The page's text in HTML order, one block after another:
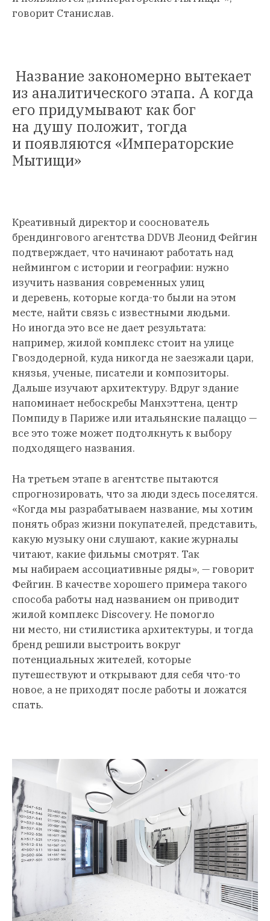
говорит Станислав.
Название закономерно вытекает
из аналитического этапа. А когда
его придумывают как бог
на душу положит, тогда
и появляются «Императорские
Мытищи»
Креативный директор и сооснователь
брендингового агентства DDVB Леонид Фейгин
подтверждает, что начинают работать над
неймингом с истории и географии: нужно
изучить названия современных улиц
и деревень, которые когда-то были на этом
месте, найти связь с известными людьми.
Но иногда это все не дает результата:
например, жилой комплекс стоит на улице
Гвоздодерной, куда никогда не заезжали цари,
князья, ученые, писатели и композиторы.
Дальше изучают архитектуру. Вдруг здание
напоминает небоскребы Манхэттена, центр
Помпиду в Париже или итальянские палаццо —
все это тоже может подтолкнуть к выбору
подходящего названия.
На третьем этапе в агентстве пытаются
спрогнозировать, что за люди здесь поселятся.
«Когда мы разрабатываем название, мы хотим
понять образ жизни покупателей, представить,
какую музыку они слушают, какие журналы
читают, какие фильмы смотрят. Так
мы набираем ассоциативные ряды», — говорит
Фейгин. В качестве хорошего примера такого
способа работы над названием он приводит
жилой комплекс Discovery. Не помогло
ни место, ни стилистика архитектуры, и тогда
бренд решили выстроить вокруг
потенциальных жителей, которые
путешествуют и открывают для себя что-то
новое, а не приходят после работы и ложатся
спать.